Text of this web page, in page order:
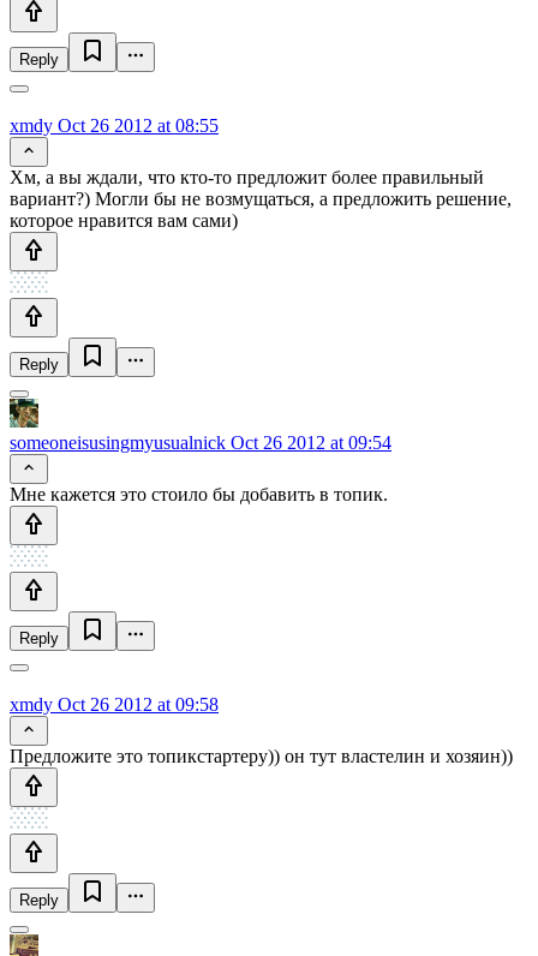
Reply
xmdy Oct 26 2012 at 08:55
Хм, а вы ждали, что кто-то предложит более правильный
вариант?) Могли бы не возмущаться, а предложить решение,
которое нравится вам сами)
Reply
someoneisusingmyusualnick Oct 26 2012 at 09:54
Мне кажется это стоило бы добавить в топик.
Reply
xmdy Oct 26 2012 at 09:58
Предложите это топикстартеру)) он тут властелин и хозяин))
Reply